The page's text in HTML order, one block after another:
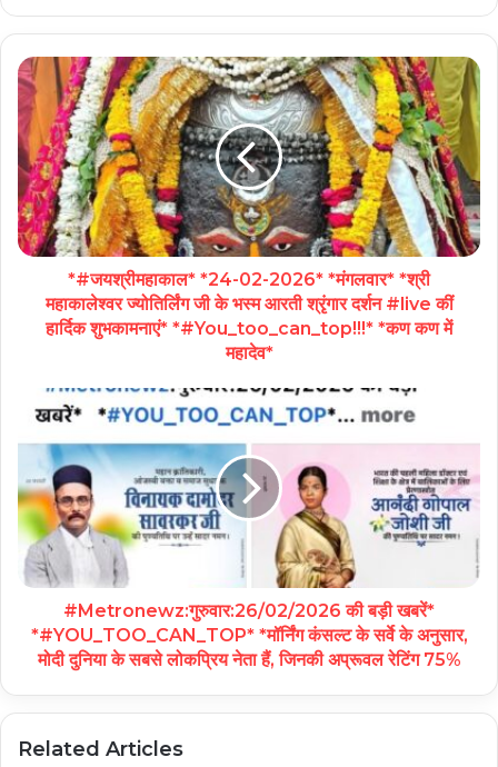
*#जयश्रीमहाकाल* *24-02-2026* *मंगलवार* *श्री
महाकालेश्वर ज्योतिर्लिंग जी के भस्म आरती श्रृंगार दर्शन #live कीं
हार्दिक शुभकामनाएं* *#You_too_can_top!!!* *कण कण में
महादेव*
#Metronewz:गुरुवार:26/02/2026 की बड़ी खबरें*
*#YOU_TOO_CAN_TOP* *मॉर्निंग कंसल्ट के सर्वे के अनुसार,
मोदी दुनिया के सबसे लोकप्रिय नेता हैं, जिनकी अप्रूवल रेटिंग 75%
Related Articles